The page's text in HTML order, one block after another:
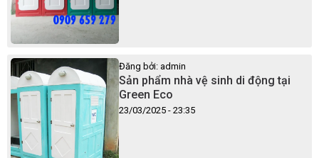
Đăng bởi: admin
Sản phẩm nhà vệ sinh di động tại
Green Eco
23/03/2025 - 23:35